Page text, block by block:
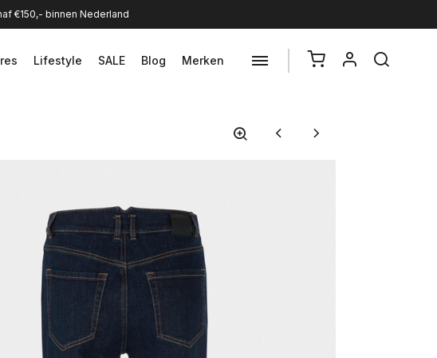
€150,- binnen Nederland
Lifestyle SALE Blog Merken